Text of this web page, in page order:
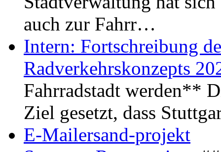
auch zur Fahrr…
Intern: Fortschreibung
Radverkehrskonzepts
Fahrradstadt werden**
Ziel gesetzt, dass
E-Mailersand-projekt